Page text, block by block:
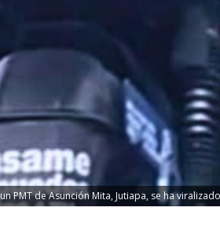
PMT de Asunción Mita, Jutiapa, se ha